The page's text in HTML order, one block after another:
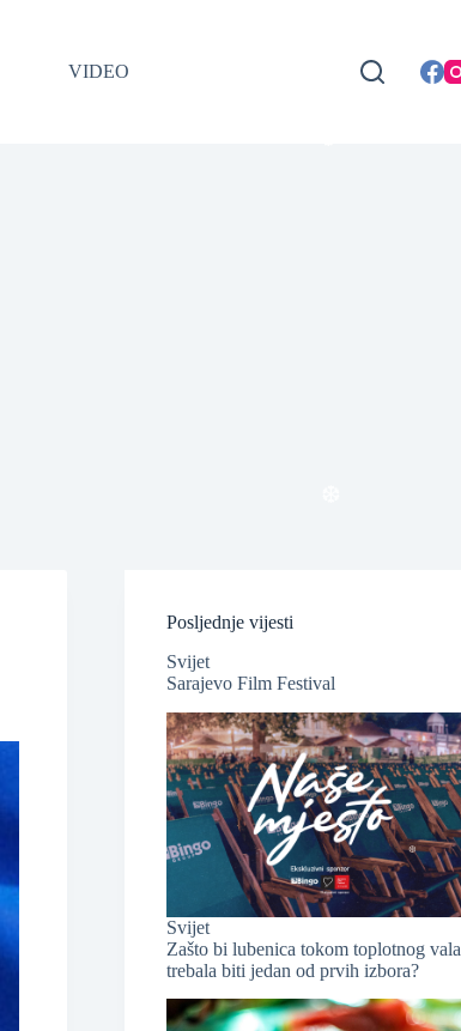
VIDEO
Posljednje vijesti
Svijet
Sarajevo Film Festival
Svijet
Zašto bi lubenica tokom toplotnog vala
trebala biti jedan od prvih izbora?
❆